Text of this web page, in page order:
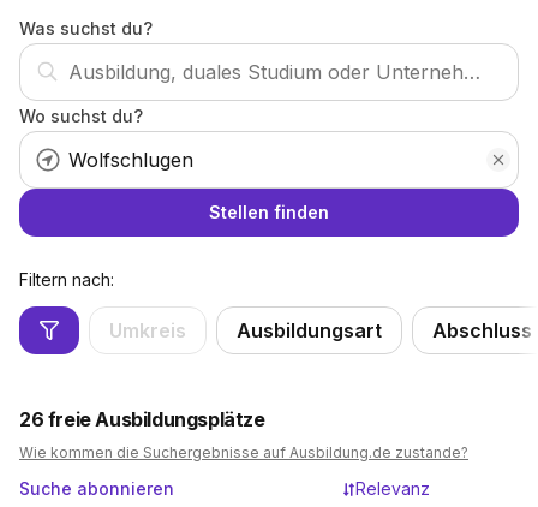
Was suchst du?
Wo suchst du?
Stellen finden
Filtern nach:
Umkreis Ausbildungsart Abschluss
26 freie Ausbildungsplätze
Wie kommen die Suchergebnisse auf Ausbildung.de zustande?
Suche abonnieren Relevanz